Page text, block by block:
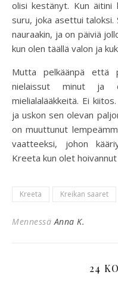
olisi kestänyt. Kun äitini
suru, joka asettui
nauraakin, ja on päiviä
kun olen täällä valon ja
Mutta pelkäänpä että
nielaissut minut ja
mielialalääkkeitä. Ei
ja uskon sen olevan
on muuttunut
vaatteeksi, johon
Kreeta kun olet hoivannut
Kreeta Kreikan saaret
MennessäAnna K.
24